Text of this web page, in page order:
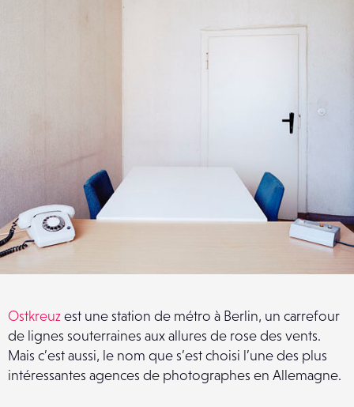
Ostkreuzest une station de métro à Berlin, un carrefour
de lignes souterraines aux allures de rose des vents.
Mais c’est aussi, le nom que s’est choisi l’une des plus
intéressantes agences de photographes en Allemagne.